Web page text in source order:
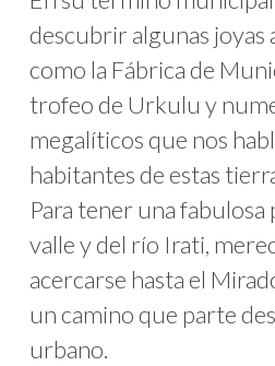
descubrir algunas
como la Fábrica de
trofeo de Urkulu y
megalíticos que nos
habitantes de estas
Para tener una fabulosa
valle y del río Irati,
acercarse hasta el
un camino que parte
urbano.